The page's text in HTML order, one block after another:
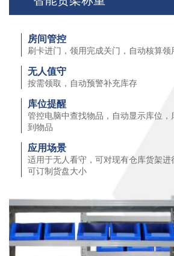
房间管控
刷卡进⻔，领用完成关⻔，自动核算领
无人值守
按需领取，自动预警补充库存
库位提醒
管控电脑中查找物品，自动显示库位
到物品
应用场景
适用于无人看守，可对现有仓库货架进
可订制货盘大小